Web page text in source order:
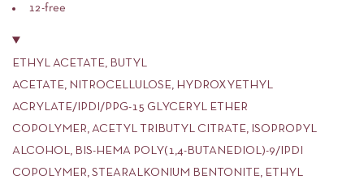
12-free
ETHYL ACETATE, BUTYL
ACETATE, NITROCELLULOSE, HYDROXYETHYL
ACRYLATE/IPDI/PPG-15 GLYCERYL ETHER
COPOLYMER, ACETYL TRIBUTYL CITRATE, ISOPROPYL
ALCOHOL, BIS-HEMA POLY(1,4-BUTANEDIOL)-9/IPDI
COPOLYMER, STEARALKONIUM BENTONITE, ETHYL